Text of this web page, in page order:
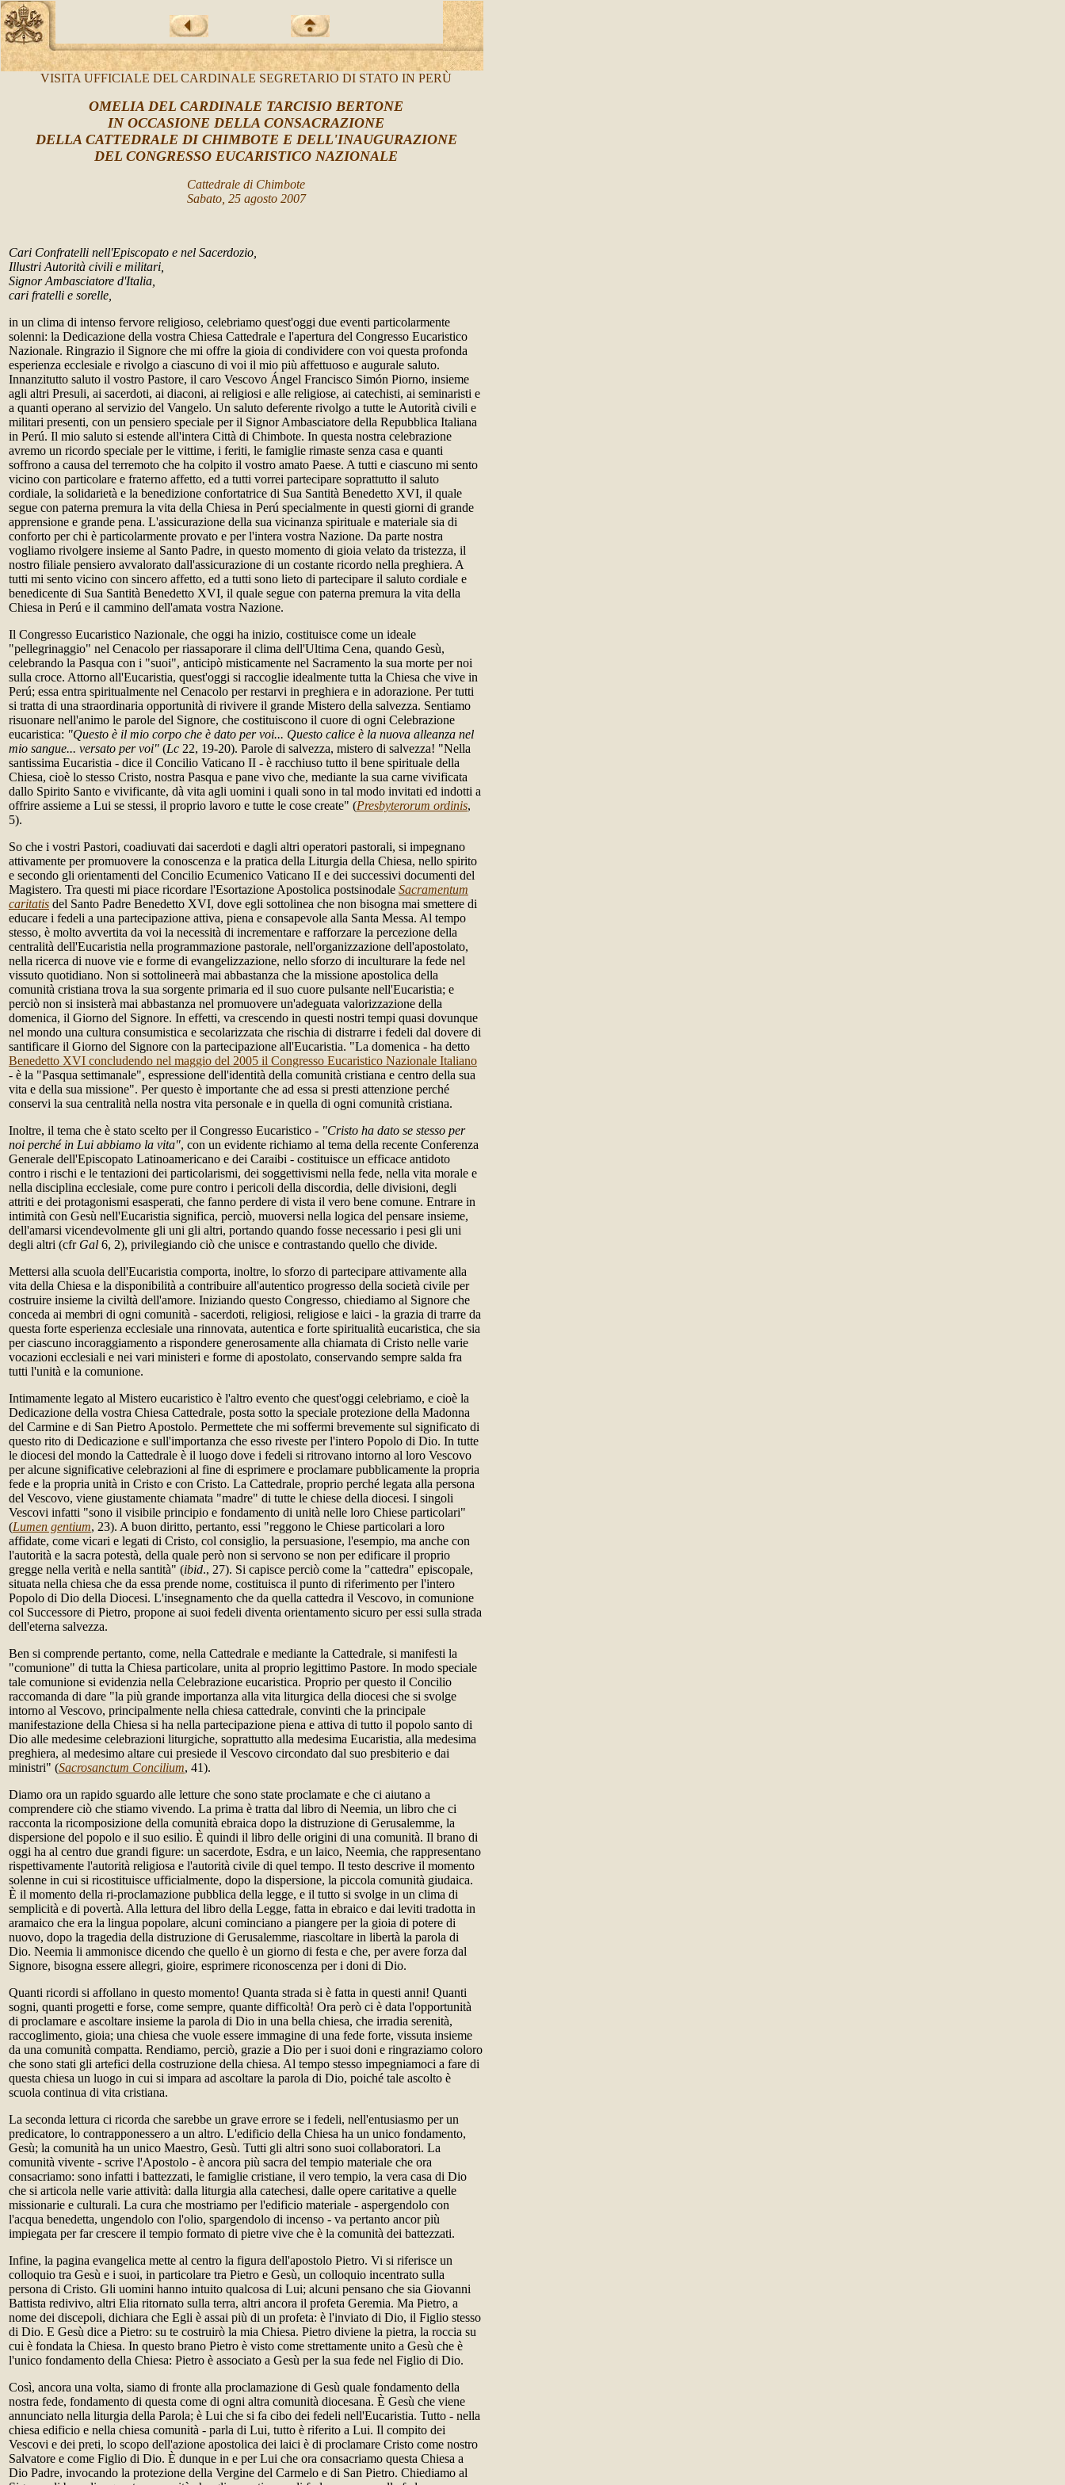
VISITA UFFICIALE DEL CARDINALE SEGRETARIO DI STATO IN PERÙ
OMELIA DEL CARDINALE TARCISIO BERTONE
IN OCCASIONE DELLA CONSACRAZIONE
DELLA CATTEDRALE DI CHIMBOTE E DELL'INAUGURAZIONE
DEL CONGRESSO EUCARISTICO NAZIONALE
Cattedrale di Chimbote
Sabato, 25 agosto 2007
Cari Confratelli nell'Episcopato e nel Sacerdozio,
Illustri Autorità civili e militari,
Signor Ambasciatore d'Italia,
cari fratelli e sorelle,
in un clima di intenso fervore religioso, celebriamo quest'oggi due eventi particolarmente
solenni: la Dedicazione della vostra Chiesa Cattedrale e l'apertura del Congresso Eucaristico
Nazionale. Ringrazio il Signore che mi offre la gioia di condividere con voi questa profonda
esperienza ecclesiale e rivolgo a ciascuno di voi il mio più affettuoso e augurale saluto.
Innanzitutto saluto il vostro Pastore, il caro Vescovo Ángel Francisco Simón Piorno, insieme
agli altri Presuli, ai sacerdoti, ai diaconi, ai religiosi e alle religiose, ai catechisti, ai seminaristi e
a quanti operano al servizio del Vangelo. Un saluto deferente rivolgo a tutte le Autorità civili e
militari presenti, con un pensiero speciale per il Signor Ambasciatore della Repubblica Italiana
in Perú. Il mio saluto si estende all'intera Città di Chimbote. In questa nostra celebrazione
avremo un ricordo speciale per le vittime, i feriti, le famiglie rimaste senza casa e quanti
soffrono a causa del terremoto che ha colpito il vostro amato Paese. A tutti e ciascuno mi sento
vicino con particolare e fraterno affetto, ed a tutti vorrei partecipare soprattutto il saluto
cordiale, la solidarietà e la benedizione confortatrice di Sua Santità Benedetto XVI, il quale
segue con paterna premura la vita della Chiesa in Perú specialmente in questi giorni di grande
apprensione e grande pena. L'assicurazione della sua vicinanza spirituale e materiale sia di
conforto per chi è particolarmente provato e per l'intera vostra Nazione. Da parte nostra
vogliamo rivolgere insieme al Santo Padre, in questo momento di gioia velato da tristezza, il
nostro filiale pensiero avvalorato dall'assicurazione di un costante ricordo nella preghiera. A
tutti mi sento vicino con sincero affetto, ed a tutti sono lieto di partecipare il saluto cordiale e
benedicente di Sua Santità Benedetto XVI, il quale segue con paterna premura la vita della
Chiesa in Perú e il cammino dell'amata vostra Nazione.
Il Congresso Eucaristico Nazionale, che oggi ha inizio, costituisce come un ideale
"pellegrinaggio" nel Cenacolo per riassaporare il clima dell'Ultima Cena, quando Gesù,
celebrando la Pasqua con i "suoi", anticipò misticamente nel Sacramento la sua morte per noi
sulla croce. Attorno all'Eucaristia, quest'oggi si raccoglie idealmente tutta la Chiesa che vive in
Perú; essa entra spiritualmente nel Cenacolo per restarvi in preghiera e in adorazione. Per tutti
si tratta di una straordinaria opportunità di rivivere il grande Mistero della salvezza. Sentiamo
risuonare nell'animo le parole del Signore, che costituiscono il cuore di ogni Celebrazione
eucaristica: "Questo è il mio corpo che è dato per voi... Questo calice è la nuova alleanza nel
mio sangue... versato per voi" (Lc 22, 19-20). Parole di salvezza, mistero di salvezza! "Nella
santissima Eucaristia - dice il Concilio Vaticano II - è racchiuso tutto il bene spirituale della
Chiesa, cioè lo stesso Cristo, nostra Pasqua e pane vivo che, mediante la sua carne vivificata
dallo Spirito Santo e vivificante, dà vita agli uomini i quali sono in tal modo invitati ed indotti a
offrire assieme a Lui se stessi, il proprio lavoro e tutte le cose create" (Presbyterorum ordinis,
5).
So che i vostri Pastori, coadiuvati dai sacerdoti e dagli altri operatori pastorali, si impegnano
attivamente per promuovere la conoscenza e la pratica della Liturgia della Chiesa, nello spirito
e secondo gli orientamenti del Concilio Ecumenico Vaticano II e dei successivi documenti del
Magistero. Tra questi mi piace ricordare l'Esortazione Apostolica postsinodale Sacramentum
caritatis del Santo Padre Benedetto XVI, dove egli sottolinea che non bisogna mai smettere di
educare i fedeli a una partecipazione attiva, piena e consapevole alla Santa Messa. Al tempo
stesso, è molto avvertita da voi la necessità di incrementare e rafforzare la percezione della
centralità dell'Eucaristia nella programmazione pastorale, nell'organizzazione dell'apostolato,
nella ricerca di nuove vie e forme di evangelizzazione, nello sforzo di inculturare la fede nel
vissuto quotidiano. Non si sottolineerà mai abbastanza che la missione apostolica della
comunità cristiana trova la sua sorgente primaria ed il suo cuore pulsante nell'Eucaristia; e
perciò non si insisterà mai abbastanza nel promuovere un'adeguata valorizzazione della
domenica, il Giorno del Signore. In effetti, va crescendo in questi nostri tempi quasi dovunque
nel mondo una cultura consumistica e secolarizzata che rischia di distrarre i fedeli dal dovere di
santificare il Giorno del Signore con la partecipazione all'Eucaristia. "La domenica - ha detto
Benedetto XVI concludendo nel maggio del 2005 il Congresso Eucaristico Nazionale Italiano
- è la "Pasqua settimanale", espressione dell'identità della comunità cristiana e centro della sua
vita e della sua missione". Per questo è importante che ad essa si presti attenzione perché
conservi la sua centralità nella nostra vita personale e in quella di ogni comunità cristiana.
Inoltre, il tema che è stato scelto per il Congresso Eucaristico - "Cristo ha dato se stesso per
noi perché in Lui abbiamo la vita", con un evidente richiamo al tema della recente Conferenza
Generale dell'Episcopato Latinoamericano e dei Caraibi - costituisce un efficace antidoto
contro i rischi e le tentazioni dei particolarismi, dei soggettivismi nella fede, nella vita morale e
nella disciplina ecclesiale, come pure contro i pericoli della discordia, delle divisioni, degli
attriti e dei protagonismi esasperati, che fanno perdere di vista il vero bene comune. Entrare in
intimità con Gesù nell'Eucaristia significa, perciò, muoversi nella logica del pensare insieme,
dell'amarsi vicendevolmente gli uni gli altri, portando quando fosse necessario i pesi gli uni
degli altri (cfr Gal 6, 2), privilegiando ciò che unisce e contrastando quello che divide.
Mettersi alla scuola dell'Eucaristia comporta, inoltre, lo sforzo di partecipare attivamente alla
vita della Chiesa e la disponibilità a contribuire all'autentico progresso della società civile per
costruire insieme la civiltà dell'amore. Iniziando questo Congresso, chiediamo al Signore che
conceda ai membri di ogni comunità - sacerdoti, religiosi, religiose e laici - la grazia di trarre da
questa forte esperienza ecclesiale una rinnovata, autentica e forte spiritualità eucaristica, che sia
per ciascuno incoraggiamento a rispondere generosamente alla chiamata di Cristo nelle varie
vocazioni ecclesiali e nei vari ministeri e forme di apostolato, conservando sempre salda fra
tutti l'unità e la comunione.
Intimamente legato al Mistero eucaristico è l'altro evento che quest'oggi celebriamo, e cioè la
Dedicazione della vostra Chiesa Cattedrale, posta sotto la speciale protezione della Madonna
del Carmine e di San Pietro Apostolo. Permettete che mi soffermi brevemente sul significato di
questo rito di Dedicazione e sull'importanza che esso riveste per l'intero Popolo di Dio. In tutte
le diocesi del mondo la Cattedrale è il luogo dove i fedeli si ritrovano intorno al loro Vescovo
per alcune significative celebrazioni al fine di esprimere e proclamare pubblicamente la propria
fede e la propria unità in Cristo e con Cristo. La Cattedrale, proprio perché legata alla persona
del Vescovo, viene giustamente chiamata "madre" di tutte le chiese della diocesi. I singoli
Vescovi infatti "sono il visibile principio e fondamento di unità nelle loro Chiese particolari"
(Lumen gentium, 23). A buon diritto, pertanto, essi "reggono le Chiese particolari a loro
affidate, come vicari e legati di Cristo, col consiglio, la persuasione, l'esempio, ma anche con
l'autorità e la sacra potestà, della quale però non si servono se non per edificare il proprio
gregge nella verità e nella santità" (ibid., 27). Si capisce perciò come la "cattedra" episcopale,
situata nella chiesa che da essa prende nome, costituisca il punto di riferimento per l'intero
Popolo di Dio della Diocesi. L'insegnamento che da quella cattedra il Vescovo, in comunione
col Successore di Pietro, propone ai suoi fedeli diventa orientamento sicuro per essi sulla strada
dell'eterna salvezza.
Ben si comprende pertanto, come, nella Cattedrale e mediante la Cattedrale, si manifesti la
"comunione" di tutta la Chiesa particolare, unita al proprio legittimo Pastore. In modo speciale
tale comunione si evidenzia nella Celebrazione eucaristica. Proprio per questo il Concilio
raccomanda di dare "la più grande importanza alla vita liturgica della diocesi che si svolge
intorno al Vescovo, principalmente nella chiesa cattedrale, convinti che la principale
manifestazione della Chiesa si ha nella partecipazione piena e attiva di tutto il popolo santo di
Dio alle medesime celebrazioni liturgiche, soprattutto alla medesima Eucaristia, alla medesima
preghiera, al medesimo altare cui presiede il Vescovo circondato dal suo presbiterio e dai
ministri" (Sacrosanctum Concilium, 41).
Diamo ora un rapido sguardo alle letture che sono state proclamate e che ci aiutano a
comprendere ciò che stiamo vivendo. La prima è tratta dal libro di Neemia, un libro che ci
racconta la ricomposizione della comunità ebraica dopo la distruzione di Gerusalemme, la
dispersione del popolo e il suo esilio. È quindi il libro delle origini di una comunità. Il brano di
oggi ha al centro due grandi figure: un sacerdote, Esdra, e un laico, Neemia, che rappresentano
rispettivamente l'autorità religiosa e l'autorità civile di quel tempo. Il testo descrive il momento
solenne in cui si ricostituisce ufficialmente, dopo la dispersione, la piccola comunità giudaica.
È il momento della ri-proclamazione pubblica della legge, e il tutto si svolge in un clima di
semplicità e di povertà. Alla lettura del libro della Legge, fatta in ebraico e dai leviti tradotta in
aramaico che era la lingua popolare, alcuni cominciano a piangere per la gioia di potere di
nuovo, dopo la tragedia della distruzione di Gerusalemme, riascoltare in libertà la parola di
Dio. Neemia li ammonisce dicendo che quello è un giorno di festa e che, per avere forza dal
Signore, bisogna essere allegri, gioire, esprimere riconoscenza per i doni di Dio.
Quanti ricordi si affollano in questo momento! Quanta strada si è fatta in questi anni! Quanti
sogni, quanti progetti e forse, come sempre, quante difficoltà! Ora però ci è data l'opportunità
di proclamare e ascoltare insieme la parola di Dio in una bella chiesa, che irradia serenità,
raccoglimento, gioia; una chiesa che vuole essere immagine di una fede forte, vissuta insieme
da una comunità compatta. Rendiamo, perciò, grazie a Dio per i suoi doni e ringraziamo coloro
che sono stati gli artefici della costruzione della chiesa. Al tempo stesso impegniamoci a fare di
questa chiesa un luogo in cui si impara ad ascoltare la parola di Dio, poiché tale ascolto è
scuola continua di vita cristiana.
La seconda lettura ci ricorda che sarebbe un grave errore se i fedeli, nell'entusiasmo per un
predicatore, lo contrapponessero a un altro. L'edificio della Chiesa ha un unico fondamento,
Gesù; la comunità ha un unico Maestro, Gesù. Tutti gli altri sono suoi collaboratori. La
comunità vivente - scrive l'Apostolo - è ancora più sacra del tempio materiale che ora
consacriamo: sono infatti i battezzati, le famiglie cristiane, il vero tempio, la vera casa di Dio
che si articola nelle varie attività: dalla liturgia alla catechesi, dalle opere caritative a quelle
missionarie e culturali. La cura che mostriamo per l'edificio materiale - aspergendolo con
l'acqua benedetta, ungendolo con l'olio, spargendolo di incenso - va pertanto ancor più
impiegata per far crescere il tempio formato di pietre vive che è la comunità dei battezzati.
Infine, la pagina evangelica mette al centro la figura dell'apostolo Pietro. Vi si riferisce un
colloquio tra Gesù e i suoi, in particolare tra Pietro e Gesù, un colloquio incentrato sulla
persona di Cristo. Gli uomini hanno intuito qualcosa di Lui; alcuni pensano che sia Giovanni
Battista redivivo, altri Elia ritornato sulla terra, altri ancora il profeta Geremia. Ma Pietro, a
nome dei discepoli, dichiara che Egli è assai più di un profeta: è l'inviato di Dio, il Figlio stesso
di Dio. E Gesù dice a Pietro: su te costruirò la mia Chiesa. Pietro diviene la pietra, la roccia su
cui è fondata la Chiesa. In questo brano Pietro è visto come strettamente unito a Gesù che è
l'unico fondamento della Chiesa: Pietro è associato a Gesù per la sua fede nel Figlio di Dio.
Così, ancora una volta, siamo di fronte alla proclamazione di Gesù quale fondamento della
nostra fede, fondamento di questa come di ogni altra comunità diocesana. È Gesù che viene
annunciato nella liturgia della Parola; è Lui che si fa cibo dei fedeli nell'Eucaristia. Tutto - nella
chiesa edificio e nella chiesa comunità - parla di Lui, tutto è riferito a Lui. Il compito dei
Vescovi e dei preti, lo scopo dell'azione apostolica dei laici è di proclamare Cristo come nostro
Salvatore e come Figlio di Dio. È dunque in e per Lui che ora consacriamo questa Chiesa a
Dio Padre, invocando la protezione della Vergine del Carmelo e di San Pietro. Chiediamo al